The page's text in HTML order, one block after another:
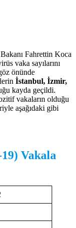
Fahrettin Koca
vaka sayılarını
önünde
İstanbul, İzmir,
kayda geçildi.
vakaların olduğu
aşağıdaki gibi
Vakala